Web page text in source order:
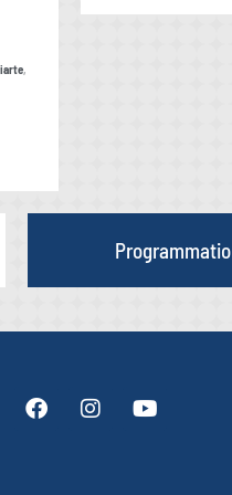
,